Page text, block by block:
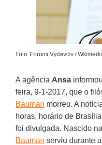
Foto: Forumi Vydavciv /
A agência Ansa
feira, 9-1-2017, que o
Bauman morreu. A
horas, horário de
foi divulgada. Nascido
Bauman serviu durante